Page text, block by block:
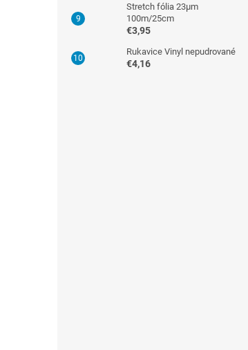
Stretch fólia 23µm
100m/25cm
€3,95
Rukavice Vinyl nepudrované
€4,16